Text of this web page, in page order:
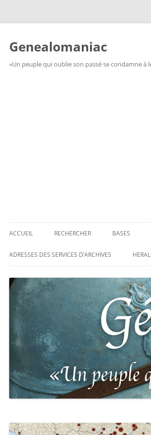
Aller
Genealomaniac
«Un peuple qui oublie son passé se condamne à
ACCUEIL RECHERCHER
RECHERCHER UN SOLDAT
RECHERCHER UNE CARTE DE
COMBATTANT
RECHERCHER UN RÉSISTANT
RECHERCHER UN PRISONNIER DE
GUERRE
RECHERCHER UNE VICTIME DES
PERSÉCUTIONS NAZIS
RECHERCHER UN SOLDAT
RECHERCHER UN SOLDAT
BASES
BASE DES
BASE DES
BASE DE
TABLEAUX
D’OR,
DES PLUS
DE 1914-1918
BASE DES
PHARE DE
ADRESSES DES SERVICES D’ARCHIVES